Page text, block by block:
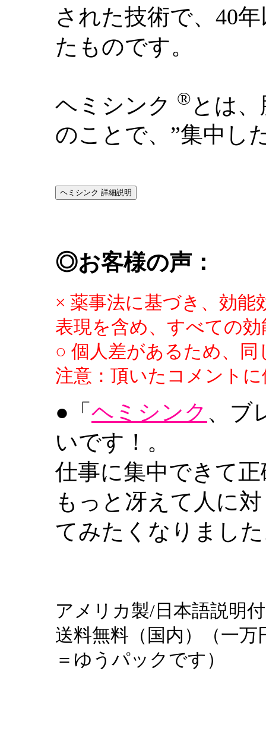
された技術で、40
たものです。
ヘミシンク ® とは
のことで、”集中し
◎お客様の声：
× 薬事法に基づき、効能
表現を含め、すべての
○ 個人差があるため、
注意：頂いたコメント
●「 ヘミシンク 、ブ
いです！。
仕事に集中できて
もっと冴えて人に
てみたくなりまし
アメリカ製/日本語説明
送料無料（国内）（一
＝ゆうパックです）